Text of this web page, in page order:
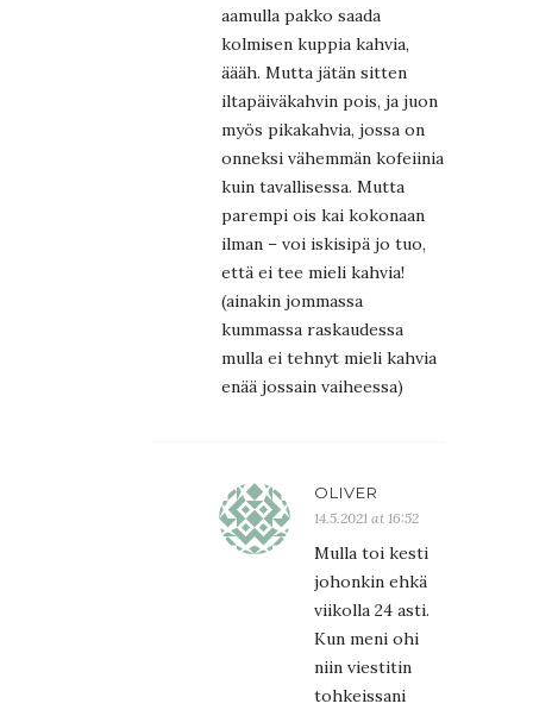
aamulla pakko saada
kolmisen kuppia kahvia,
äääh. Mutta jätän sitten
iltapäiväkahvin pois, ja juon
myös pikakahvia, jossa on
onneksi vähemmän kofeiinia
kuin tavallisessa. Mutta
parempi ois kai kokonaan
ilman – voi iskisipä jo tuo,
että ei tee mieli kahvia!
(ainakin jommassa
kummassa raskaudessa
mulla ei tehnyt mieli kahvia
enää jossain vaiheessa)
OLIVER
14.5.2021 at 16:52
Mulla toi kesti
johonkin ehkä
viikolla 24 asti.
Kun meni ohi
niin viestitin
tohkeissani